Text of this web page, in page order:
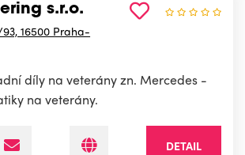
s.r.o.
16500 Praha-
díly na veterány zn. Mercedes -
na veterány.
DETAIL